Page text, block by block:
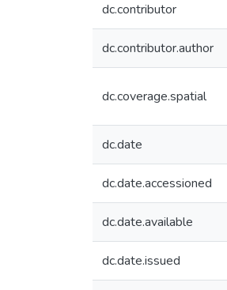
dc.contributor
dc.contributor.author
dc.coverage.spatial
dc.date
dc.date.accessioned
dc.date.available
dc.date.issued